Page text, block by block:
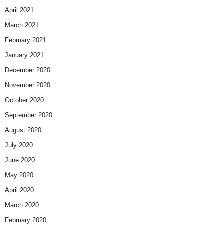
April 2021
March 2021
February 2021
January 2021
December 2020
November 2020
October 2020
September 2020
August 2020
July 2020
June 2020
May 2020
April 2020
March 2020
February 2020